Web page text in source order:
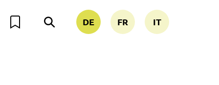
DE FR IT